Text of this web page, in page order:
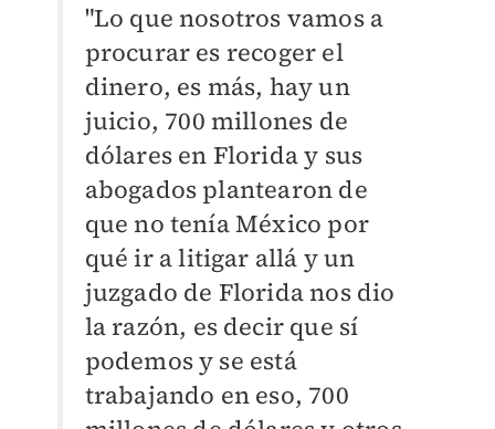
"Lo que nosotros vamos a
procurar es recoger el
dinero, es más, hay un
juicio, 700 millones de
dólares en Florida y sus
abogados plantearon de
que no tenía México por
qué ir a litigar allá y un
juzgado de Florida nos dio
la razón, es decir que sí
podemos y se está
trabajando en eso, 700